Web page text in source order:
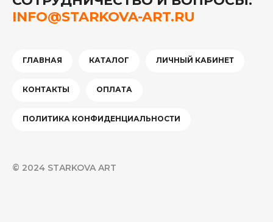
INFO@STARKOVA-ART.RU
ГЛАВНАЯ КАТАЛОГ ЛИЧНЫЙ КАБИНЕТ
КОНТАКТЫ ОПЛАТА
ПОЛИТИКА КОНФИДЕНЦИАЛЬНОСТИ
© 2024 STARKOVA ART